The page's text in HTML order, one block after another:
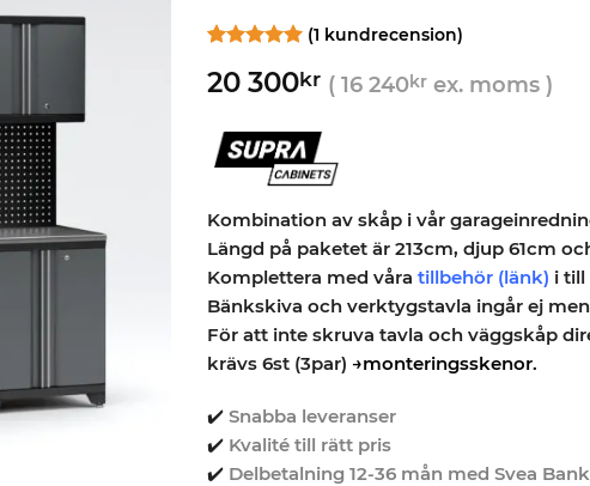
av 5
(1 kundrecension)
20 300kr ( 16 240krex. moms )
Kombination av skåp i vår
Längd på paketet är 213cm, djup 61cm
Komplettera med våra tillbehör (länk) i till
Bänkskiva och verktygstavla ingår ej
För att inte skruva tavla och väggskåp
krävs 6st (3par) →monteringsskenor.
✔️ Snabba leveranser
✔️ Kvalité till rätt pris
✔️ Delbetalning 12-36 mån med Svea Bank